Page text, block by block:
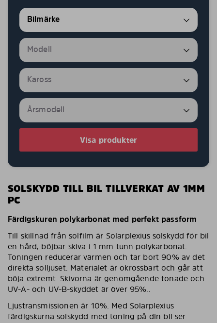
Visa produkter
SOLSKYDD TILL BIL TILLVERKAT AV 1MM
PC
Färdigskuren polykarbonat med perfekt passform
Till skillnad från solfilm är Solarplexius solskydd för bil
en hård, böjbar skiva i 1 mm tunn polykarbonat.
Toningen reducerar värmen och tar bort 90% av det
direkta solljuset. Materialet är okrossbart och går att
böja extremt. Skivorna är genomgående tonade och
UV-A- och UV-B-skyddet är över 95%..
Ljustransmissionen är 10%. Med Solarplexius
färdigskurna solskydd med toning på din bil ser